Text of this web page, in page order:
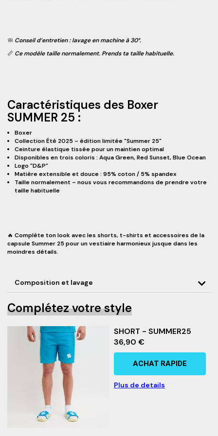
🧼 Conseil d’entretien: lavage en machine à 30°.
📏 Ce modèle taille normalement. Prends ta taille habituelle.
Caractéristiques des Boxer
SUMMER 25 :
Boxer
Collection Été 2025 – édition limitée "Summer 25"
Ceinture élastique tissée pour un maintien optimal
Disponibles en trois coloris : Aqua Green, Red Sunset, Blue Ocean
Logo "D&P"
Matière extensible et douce : 95% coton / 5% spandex
Taille normalement – nous vous recommandons de prendre votre
taille habituelle
🔥 Complète ton look avec les shorts, t-shirts et accessoires de la
capsule Summer 25 pour un vestiaire harmonieux jusque dans les
moindres détails.
Composition et lavage
Complétez votre style
SHORT - SUMMER25
36,90 €
ACHAT RAPIDE
Plus de details